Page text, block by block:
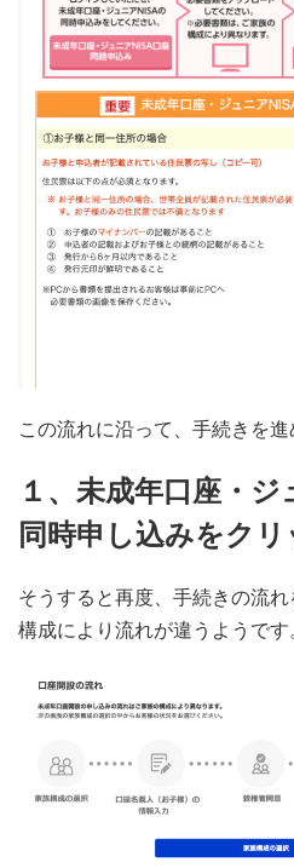
この流れに沿って、手続きを進
１、 未成年口座・
同時申し込みをクリ
そうすると再度、手続きの流
構成により流れが違うようです